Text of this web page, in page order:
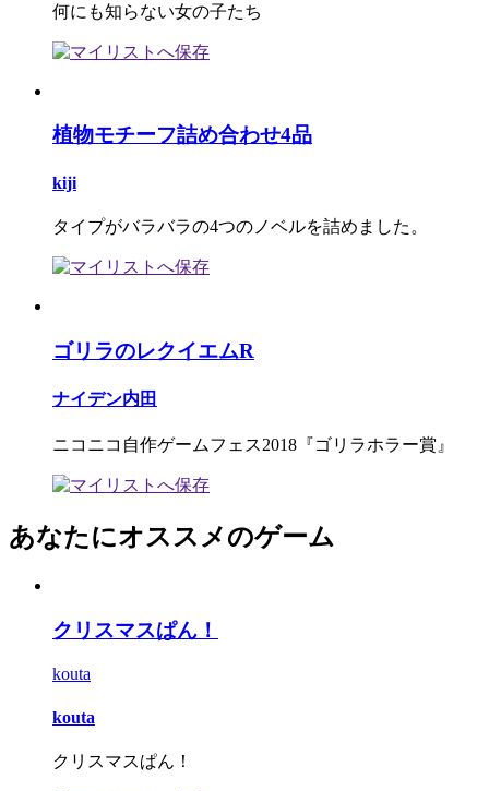
何にも知らない女の子たち
植物モチーフ詰め合わせ4品
kiji
タイプがバラバラの4つのノベルを詰めました。
ゴリラのレクイエムR
ナイデン内田
ニコニコ自作ゲームフェス2018『ゴリラホラー賞』
あなたにオススメのゲーム
クリスマスぱん！
kouta
kouta
クリスマスぱん！